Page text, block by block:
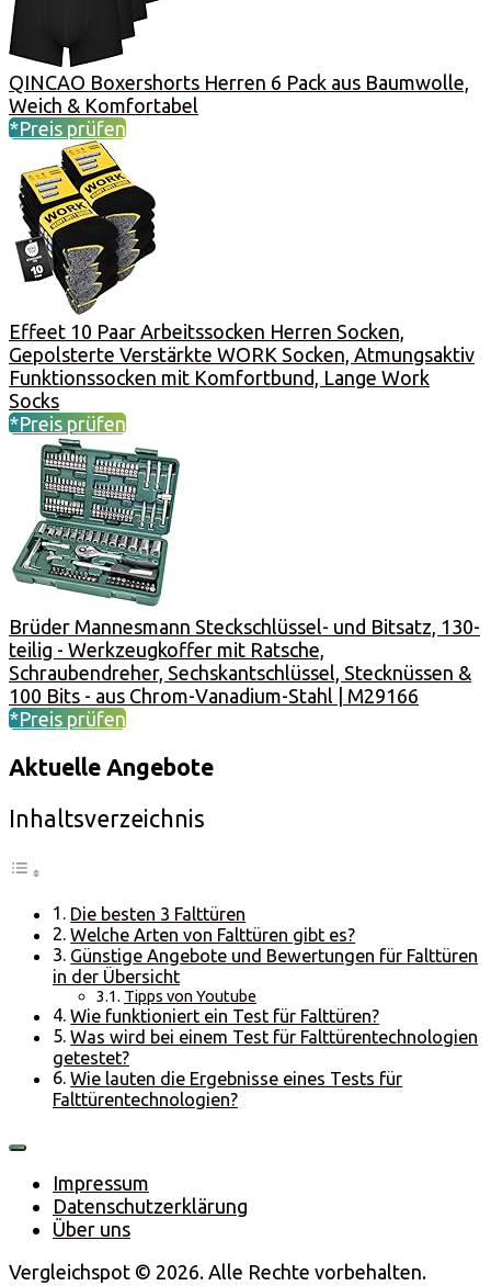
QINCAO Boxershorts Herren 6 Pack aus Baumwolle,
Weich & Komfortabel
*Preis prüfen
Effeet 10 Paar Arbeitssocken Herren Socken,
Gepolsterte Verstärkte WORK Socken, Atmungsaktiv
Funktionssocken mit Komfortbund, Lange Work
Socks
*Preis prüfen
Brüder Mannesmann Steckschlüssel- und Bitsatz, 130-
teilig - Werkzeugkoffer mit Ratsche,
Schraubendreher, Sechskantschlüssel, Stecknüssen &
100 Bits - aus Chrom-Vanadium-Stahl | M29166
*Preis prüfen
Aktuelle Angebote
Inhaltsverzeichnis
Die besten 3 Falttüren
Welche Arten von Falttüren gibt es?
Günstige Angebote und Bewertungen für Falttüren
in der Übersicht
Tipps von Youtube
Wie funktioniert ein Test für Falttüren?
Was wird bei einem Test für Falttürentechnologien
getestet?
Wie lauten die Ergebnisse eines Tests für
Falttürentechnologien?
Impressum
Datenschutzerklärung
Über uns
Vergleichspot © 2026. Alle Rechte vorbehalten.